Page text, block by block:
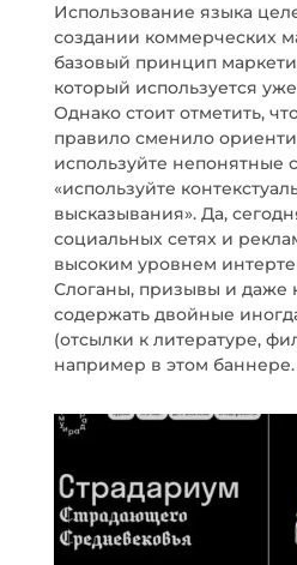
Использование языка
создании коммерческих
базовый принцип
который используется
Однако стоит отметить,
правило сменило
используйте непонятные
«используйте
высказывания». Да,
социальных сетях и
высоким уровнем
Слоганы, призывы и даже
содержать двойные
(отсылки к литературе,
например в этом баннере.